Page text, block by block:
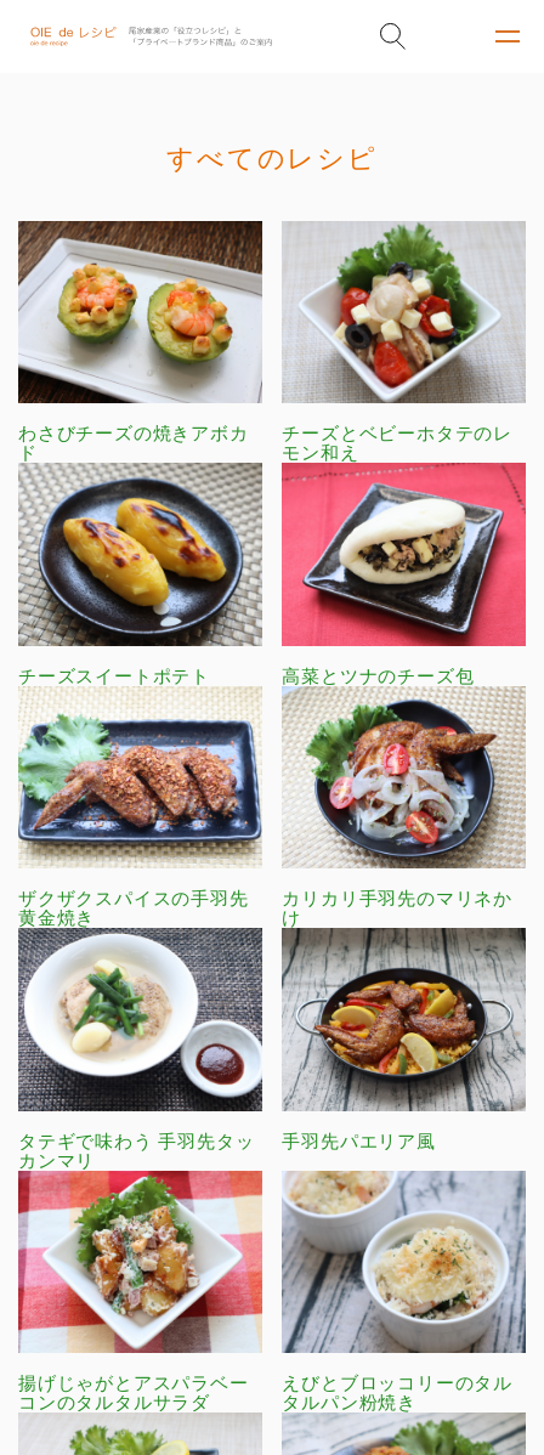
すべてのレシピ
わさびチーズの焼きアボカ
ド
チーズとベビーホタテのレ
モン和え
チーズスイートポテト 高菜とツナのチーズ包
ザクザクスパイスの手羽先
黄金焼き
カリカリ手羽先のマリネか
け
タテギで味わう 手羽先タッ
カンマリ
手羽先パエリア風
揚げじゃがとアスパラベー
コンのタルタルサラダ
えびとブロッコリーのタル
タルパン粉焼き